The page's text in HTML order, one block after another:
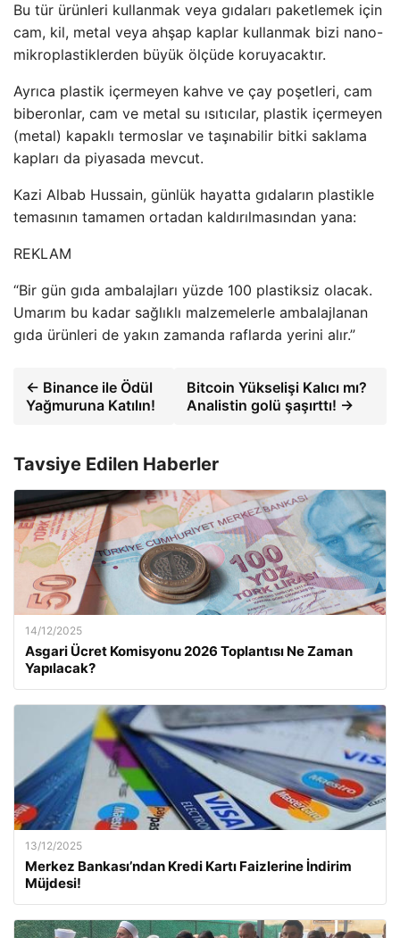
Bu tür ürünleri kullanmak veya gıdaları paketlemek için
cam, kil, metal veya ahşap kaplar kullanmak bizi nano-
mikroplastiklerden büyük ölçüde koruyacaktır.
Ayrıca plastik içermeyen kahve ve çay poşetleri, cam
biberonlar, cam ve metal su ısıtıcılar, plastik içermeyen
(metal) kapaklı termoslar ve taşınabilir bitki saklama
kapları da piyasada mevcut.
Kazi Albab Hussain, günlük hayatta gıdaların plastikle
temasının tamamen ortadan kaldırılmasından yana:
REKLAM
“Bir gün gıda ambalajları yüzde 100 plastiksiz olacak.
Umarım bu kadar sağlıklı malzemelerle ambalajlanan
gıda ürünleri de yakın zamanda raflarda yerini alır.”
← Binance ile Ödül
Yağmuruna Katılın!
Bitcoin Yükselişi Kalıcı mı?
Analistin golü şaşırttı! →
Tavsiye Edilen Haberler
14/12/2025
Asgari Ücret Komisyonu 2026 Toplantısı Ne Zaman
Yapılacak?
13/12/2025
Merkez Bankası’ndan Kredi Kartı Faizlerine İndirim
Müjdesi!